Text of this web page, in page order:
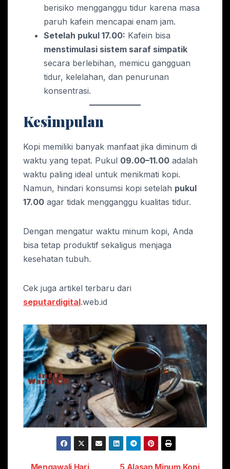
berisiko mengganggu tidur karena masa
paruh kafein mencapai enam jam.
Setelah pukul 17.00: Kafein bisa
menstimulasi sistem saraf simpatik
secara berlebihan, memicu gangguan
tidur, kelelahan, dan penurunan
konsentrasi.
Kesimpulan
Kopi memiliki banyak manfaat jika diminum di
waktu yang tepat. Pukul 09.00–11.00 adalah
waktu paling ideal untuk menikmati kopi.
Namun, hindari konsumsi kopi setelah pukul
17.00 agar tidak mengganggu kualitas tidur.
Dengan mengatur waktu minum kopi, Anda
bisa tetap produktif sekaligus menjaga
kesehatan tubuh.
Cek juga artikel terbaru dari
seputardigital.web.id